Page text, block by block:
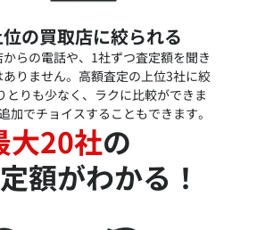
の買取店に絞られる
らの電話や、1社ずつ査定額を聞き
りません。高額査定の上位3社に絞
とりも少なく、ラクに比較ができま
加でチョイスすることもできます。
大20社の
額がわかる！